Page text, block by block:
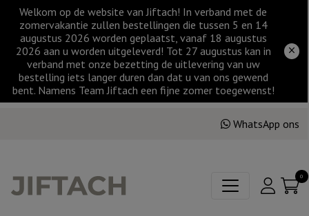
Welkom op de website van Jiftach! In verband met de
zomervakantie zullen bestellingen die tussen 5 en 14
augustus 2026 worden geplaatst, vanaf 18 augustus
2026 aan u worden uitgeleverd! Tot 27 augustus kan in
verband met onze bezetting de uitlevering van uw
bestelling iets langer duren dan dat u van ons gewend
bent. Namens Team Jiftach een fijne zomer toegewenst!
WhatsApp ons
0